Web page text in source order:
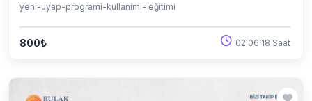
yeni-uyap-programi-kullanimi- eğitimi
800₺ 02:06:18 Saat